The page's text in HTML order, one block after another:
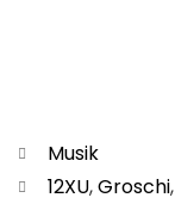
Kategorien
Musik
Schlagwörter
12XU,Groschi,